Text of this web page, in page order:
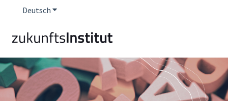
Deutsch Untermenü für Übersetzungen anzeigen